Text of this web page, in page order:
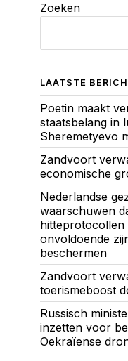
Zoeken
LAATSTE
Poetin maakt
staatsbelang in
Sheremetyevo
Zandvoort
economische
Nederlandse
waarschuwen
onvoldoende
beschermen
Zandvoort
toerismeboost
Russisch
inzetten voor
Oekraïense